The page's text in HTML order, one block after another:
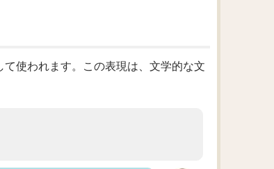
て使われます。この表現は、文学的な文